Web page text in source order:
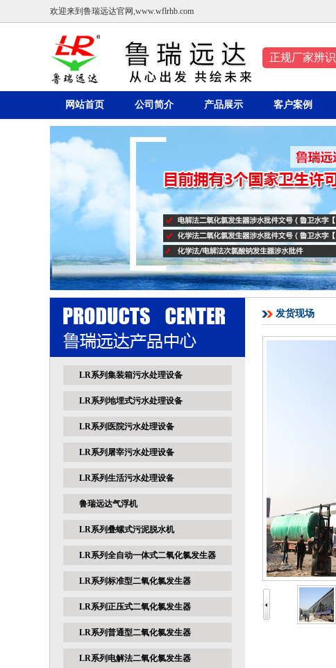
欢迎来到鲁瑞远达官网,www.wflrhb.com
正规厂家辨识
网站首页 公司简介 产品展示 客户案例
LR系列集装箱污水处理设备
LR系列地埋式污水处理设备
LR系列医院污水处理设备
LR系列屠宰污水处理设备
LR系列生活污水处理设备
鲁瑞远达气浮机
LR系列叠螺式污泥脱水机
LR系列全自动一体式二氧化氯发生器
LR系列标准型二氧化氯发生器
LR系列正压式二氧化氯发生器
LR系列普通型二氧化氯发生器
LR系列电解法二氧化氯发生器
发货现场